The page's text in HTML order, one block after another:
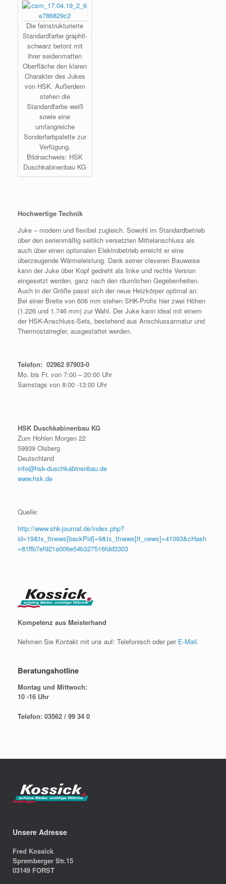
Die feinstrukturierte
Standardfarbe graphit-
schwarz betont mit
ihrer seidenmatten
Oberfläche den klaren
Charakter des Jukes
von HSK. Außerdem
stehen die
Standardfarbe weiß
sowie eine
umfangreiche
Sonderfarbpalette zur
Verfügung.
Bildnachweis: HSK
Duschkabinenbau KG
Hochwertige Technik
Juke – modern und flexibel zugleich. Sowohl im Standardbetrieb
über den serienmäßig seitlich versetzten Mittelanschluss als
auch über einen optionalen Elektrobetrieb erreicht er eine
überzeugende Wärmeleistung. Dank seiner cleveren Bauweise
kann der Juke über Kopf gedreht als linke und rechte Version
eingesetzt werden, ganz nach den räumlichen Gegebenheiten.
Auch in der Größe passt sich der neue Heizkörper optimal an:
Bei einer Breite von 606 mm stehen SHK-Profis hier zwei Höhen
(1.226 und 1.746 mm) zur Wahl. Der Juke kann ideal mit einem
der HSK-Anschluss-Sets, bestehend aus Anschlussarmatur und
Thermostatregler, ausgestattet werden.
Telefon: 02962 97903-0
Mo. bis Fr. von 7:00 – 20:00 Uhr
Samstags von 8:00 -13:00 Uhr
HSK Duschkabinenbau KG
Zum Hohlen Morgen 22
59939 Olsberg
Deutschland
info@hsk-duschkabinenbau.de
www.hsk.de
Quelle:
http://www.shk-journal.de/index.php?
id=19&tx_ttnews[backPid]=9&tx_ttnews[tt_news]=41093&cHash
=81ffb7ef921a006e54b327516fdd3303
Kompetenz aus Meisterhand
Nehmen Sie Kontakt mit uns auf: Telefonisch oder per E-Mail.
Beratungshotline
Montag und Mittwoch:
10 -16 Uhr
Telefon: 03562 / 99 34 0
Unsere Adresse
Fred Kossick
Spremberger Str.15
03149 FORST